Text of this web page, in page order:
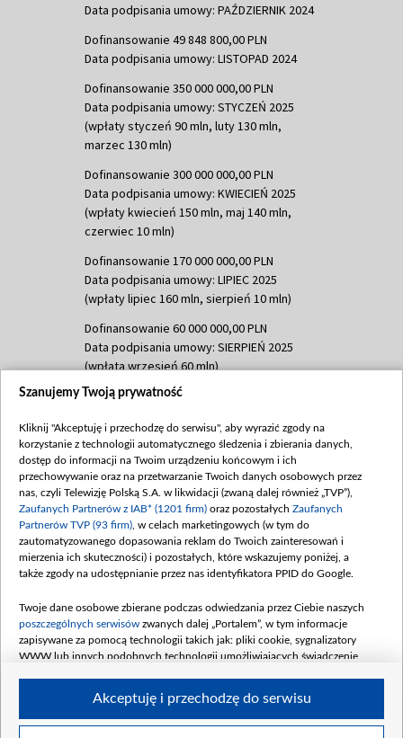
Data podpisania umowy: PAŹDZIERNIK 2024
Dofinansowanie 49 848 800,00 PLN
Data podpisania umowy: LISTOPAD 2024
Dofinansowanie 350 000 000,00 PLN
Data podpisania umowy: STYCZEŃ 2025
(wpłaty styczeń 90 mln, luty 130 mln,
marzec 130 mln)
Dofinansowanie 300 000 000,00 PLN
Data podpisania umowy: KWIECIEŃ 2025
(wpłaty kwiecień 150 mln, maj 140 mln,
czerwiec 10 mln)
Dofinansowanie 170 000 000,00 PLN
Data podpisania umowy: LIPIEC 2025
(wpłaty lipiec 160 mln, sierpień 10 mln)
Dofinansowanie 60 000 000,00 PLN
Data podpisania umowy: SIERPIEŃ 2025
(wpłata wrzesień 60 mln)
Dofinansowanie 635 783 051,21 PLN
(wpłata wrzesień 100 mln, październik 350
mln, listopad 265 mln)
Dofinansowanie 48 862 000,00 PLN
Data podpisania umowy: GRUDZIEŃ 2025
(wpłata grudzień 60,548 mln)
Dofinansowanie 900 000 000,00 PLN
Data podpisania umowy: LUTY 2026 (wpłata
kwiecień 180 mln, 7 maja 180 mln, 8
czerwca 90 mln)
Dofinansowanie 250 000 000,00 PLN
4 sierpnia 250 mln
Szanujemy Twoją prywatność
Kliknij "Akceptuję i przechodzę do serwisu", aby wyrazić zgody na
korzystanie z technologii automatycznego śledzenia i zbierania danych,
dostęp do informacji na Twoim urządzeniu końcowym i ich
przechowywanie oraz na przetwarzanie Twoich danych osobowych przez
nas, czyli Telewizję Polską S.A. w likwidacji (zwaną dalej również „TVP”),
Zaufanych Partnerów z IAB* (1201 firm) oraz pozostałych Zaufanych
Partnerów TVP (93 firm) , w celach marketingowych (w tym do
zautomatyzowanego dopasowania reklam do Twoich zainteresowań i
mierzenia ich skuteczności) i pozostałych, które wskazujemy poniżej, a
także zgody na udostępnianie przez nas identyfikatora PPID do Google.
Twoje dane osobowe zbierane podczas odwiedzania przez Ciebie naszych
poszczególnych serwisów zwanych dalej „Portalem”, w tym informacje
zapisywane za pomocą technologii takich jak: pliki cookie, sygnalizatory
WWW lub innych podobnych technologii umożliwiających świadczenie
Akceptuję i przechodzę do serwisu